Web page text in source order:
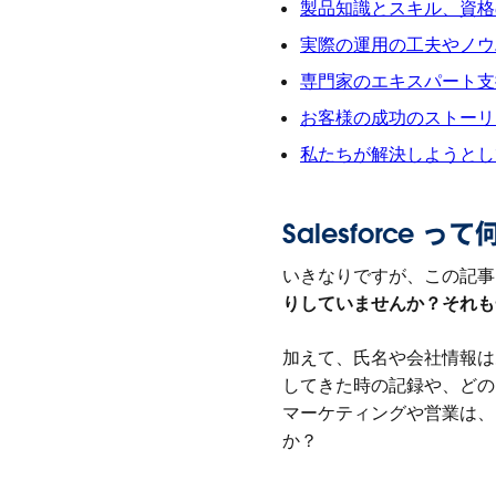
製品知識とスキル、資
実際の運用の工夫やノ
専門家のエキスパート
お客様の成功のストー
私たちが解決しようと
Salesforce って
いきなりですが、この記
りしていませんか？それ
加えて、氏名や会社情報
してきた時の記録や、ど
マーケティングや営業は
か？